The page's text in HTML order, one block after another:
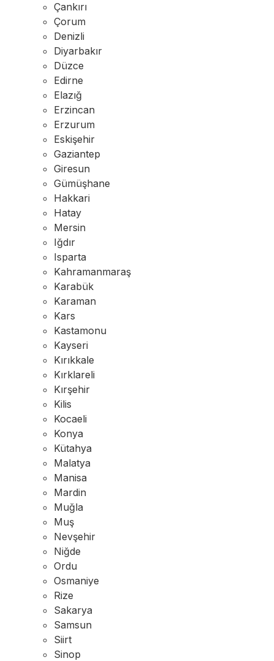
Çankırı
Çorum
Denizli
Diyarbakır
Düzce
Edirne
Elazığ
Erzincan
Erzurum
Eskişehir
Gaziantep
Giresun
Gümüşhane
Hakkari
Hatay
Mersin
Iğdır
Isparta
Kahramanmaraş
Karabük
Karaman
Kars
Kastamonu
Kayseri
Kırıkkale
Kırklareli
Kırşehir
Kilis
Kocaeli
Konya
Kütahya
Malatya
Manisa
Mardin
Muğla
Muş
Nevşehir
Niğde
Ordu
Osmaniye
Rize
Sakarya
Samsun
Siirt
Sinop